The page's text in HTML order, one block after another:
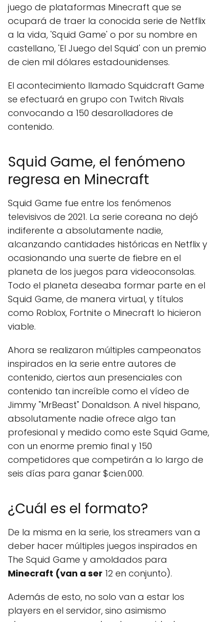
juego de plataformas Minecraft que se
ocupará de traer la conocida serie de Netflix
a la vida, 'Squid Game' o por su nombre en
castellano, 'El Juego del Squid' con un premio
de cien mil dólares estadounidenses.
El acontecimiento llamado Squidcraft Game
se efectuará en grupo con Twitch Rivals
convocando a 150 desarolladores de
contenido.
Squid Game, el fenómeno
regresa en Minecraft
Squid Game fue entre los fenómenos
televisivos de 2021. La serie coreana no dejó
indiferente a absolutamente nadie,
alcanzando cantidades históricas en Netflix y
ocasionando una suerte de fiebre en el
planeta de los juegos para videoconsolas.
Todo el planeta deseaba formar parte en el
Squid Game, de manera virtual, y títulos
como Roblox, Fortnite o Minecraft lo hicieron
viable.
Ahora se realizaron múltiples campeonatos
inspirados en la serie entre autores de
contenido, ciertos aun presenciales con
contenido tan increíble como el vídeo de
Jimmy "MrBeast" Donaldson. A nivel hispano,
absolutamente nadie ofrece algo tan
profesional y medido como este Squid Game,
con un enorme premio final y 150
competidores que competirán a lo largo de
seis días para ganar $cien.000.
¿Cuál es el formato?
De la misma en la serie, los streamers van a
deber hacer múltiples juegos inspirados en
The Squid Game y amoldados para
Minecraft (van a ser 12 en conjunto).
Además de esto, no solo van a estar los
players en el servidor, sino asimismo